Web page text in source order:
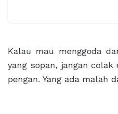
Kalau mau menggoda
yang sopan, jangan
pengan. Yang ada malah